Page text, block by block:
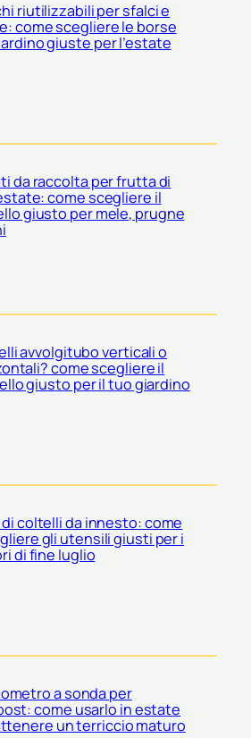
riutilizzabili per sfalci e
come scegliere le borse
giuste per l’estate
da raccolta per frutta di
come scegliere il
giusto per mele, prugne
avvolgitubo verticali o
come scegliere il
giusto per il tuo giardino
coltelli da innesto: come
gli utensili giusti per i
di fine luglio
a sonda per
come usarlo in estate
un terriccio maturo